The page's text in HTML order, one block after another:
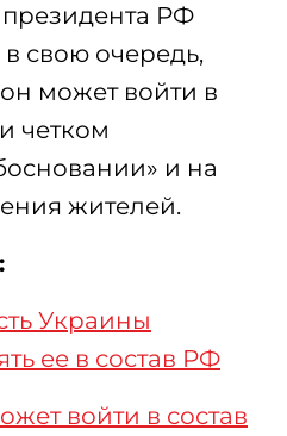
РФ
свою очередь,
может войти в
четком
и на
жителей.
Украины
ее в состав РФ
войти в состав